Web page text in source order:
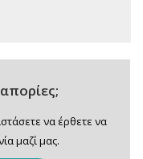
να έρθετε να
μαζί μας.